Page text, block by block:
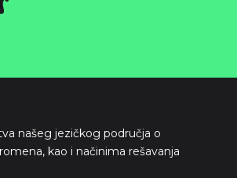
našeg jezičkog područja o
kao i načinima rešavanja